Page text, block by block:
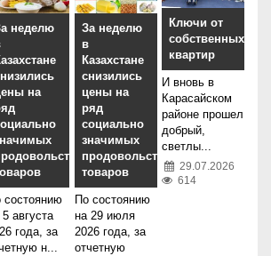
неделю
на
состоянию
августа
года, за
н...
За неделю
в
Казахстане
снизились
цены на
ряд
социально
значимых
продовольственных
товаров
По состоянию
на 29 июля
2026 года, за
отчетную
Ключи от
собственных
квартир
И вновь в
Карасайском
районе прошел
добрый,
светлы...
29.07.2026
614